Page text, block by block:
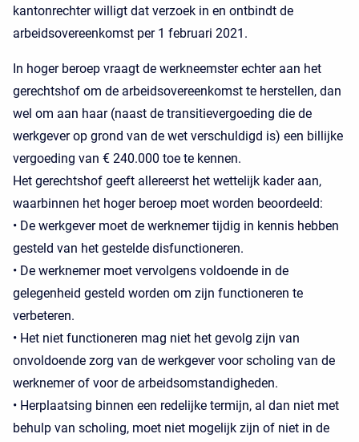
kantonrechter willigt dat verzoek in en ontbindt de
arbeidsovereenkomst per 1 februari 2021.
In hoger beroep vraagt de werkneemster echter aan het
gerechtshof om de arbeidsovereenkomst te herstellen, dan
wel om aan haar (naast de transitievergoeding die de
werkgever op grond van de wet verschuldigd is) een billijke
vergoeding van € 240.000 toe te kennen.
Het gerechtshof geeft allereerst het wettelijk kader aan,
waarbinnen het hoger beroep moet worden beoordeeld:
• De werkgever moet de werknemer tijdig in kennis hebben
gesteld van het gestelde disfunctioneren.
• De werknemer moet vervolgens voldoende in de
gelegenheid gesteld worden om zijn functioneren te
verbeteren.
• Het niet functioneren mag niet het gevolg zijn van
onvoldoende zorg van de werkgever voor scholing van de
werknemer of voor de arbeidsomstandigheden.
• Herplaatsing binnen een redelijke termijn, al dan niet met
behulp van scholing, moet niet mogelijk zijn of niet in de